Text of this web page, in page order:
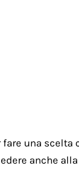
una scelta
anche